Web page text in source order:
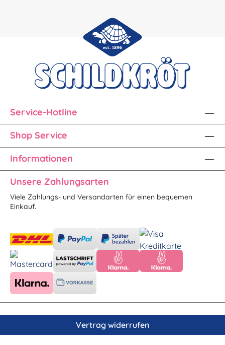
Service-Hotline
Shop Service
Informationen
Unsere Zahlungsarten
Viele Zahlungs- und Versandarten für einen bequemen
Einkauf.
Vertrag widerrufen